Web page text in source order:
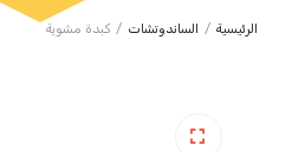
الرئيسية / الساندوتشات / كبدة مشوية